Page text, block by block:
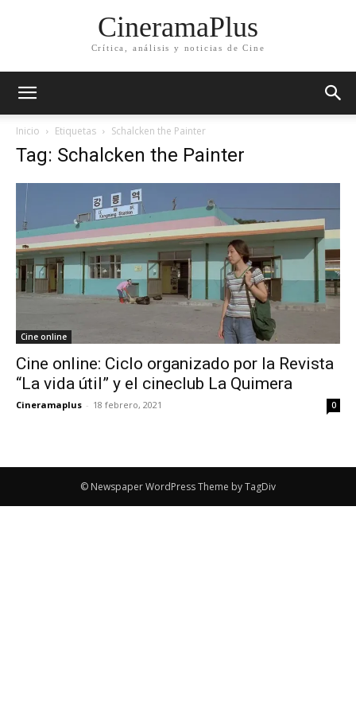
CineramaPlus
Crítica, análisis y noticias de Cine
Inicio Etiquetas Schalcken the Painter
Tag: Schalcken the Painter
Cine online
Cine online: Ciclo organizado por la Revista
“La vida útil” y el cineclub La Quimera
Cineramaplus - 18 febrero, 2021 0
© Newspaper WordPress Theme by TagDiv